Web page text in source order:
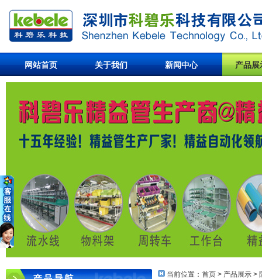
网站首页 关于我们 新闻中心 产品展
当前位置： 首页 > 产品展示 >